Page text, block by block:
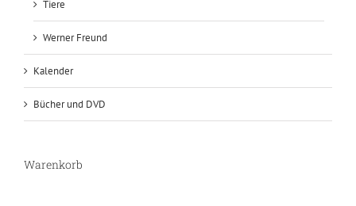
Tiere
Werner Freund
Kalender
Bücher und DVD
Warenkorb